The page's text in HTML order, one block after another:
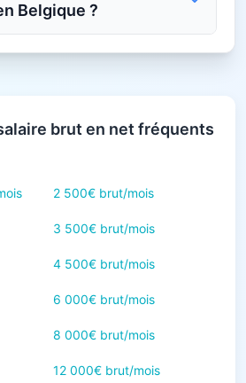
Belgique ?
brut en net fréquents
2 500€ brut/mois
3 500€ brut/mois
4 500€ brut/mois
6 000€ brut/mois
8 000€ brut/mois
12 000€ brut/mois